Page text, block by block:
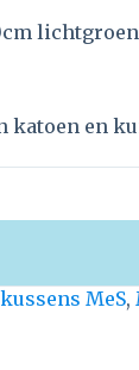
katoen en
MeS,